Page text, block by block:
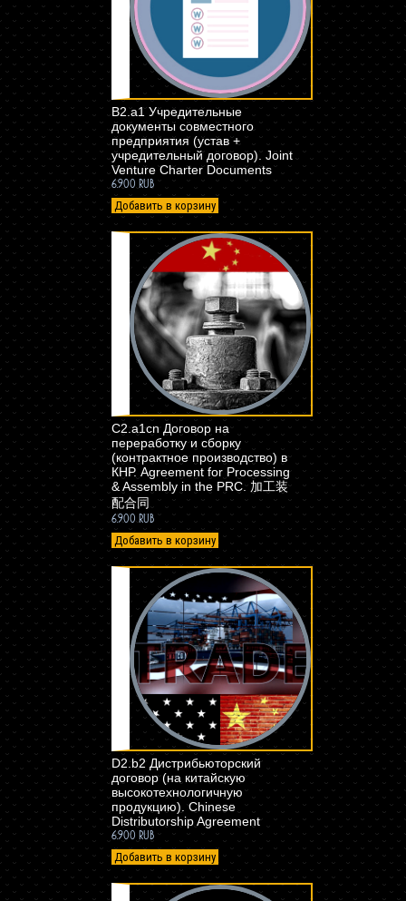
B2.a1 Учредительные
документы совместного
предприятия (устав +
учредительный договор). Joint
Venture Charter Documents
6.900 RUB
Добавить в корзину
C2.a1cn Договор на
переработку и сборку
(контрактное производство) в
КНР. Agreement for Processing
& Assembly in the PRC. 加工装
配合同
6.900 RUB
Добавить в корзину
D2.b2 Дистрибьюторский
договор (на китайскую
высокотехнологичную
продукцию). Chinese
Distributorship Agreement
6.900 RUB
Добавить в корзину